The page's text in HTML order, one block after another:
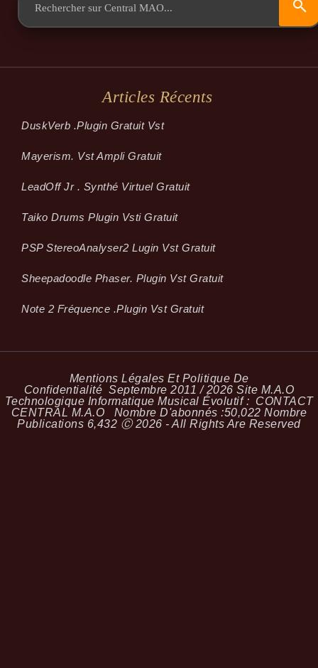
Articles Récents
Dusk­Verb .plugin Gratuit Vst
Mayerism. Vst Ampli Gratuit
LeadOff Jr . Synthé Virtuel Gratuit
Taiko Drums Plugin Vsti Gratuit
PSP StereoAnalyser2 Lugin Vst Gratuit
Sheepadoodle Phaser. Plugin Vst Gratuit
Note 2 Fréquence .plugin Vst Gratuit
Mentions Légales Et Politique De
Confidentialité Septembre 2011 / 2026 Site M.A.O
Technologique Informatique Musical Évolutif : CONTACT
CENTRAL M.A.O Nombre D'abonnés :50,022 Nombre
Publications 6,432 Ⓒ 2026 - All Rights Are Reserved